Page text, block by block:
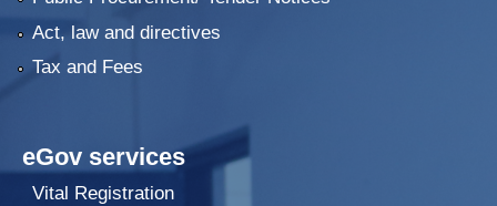
Act, law and directives
Tax and Fees
eGov services
Vital Registration